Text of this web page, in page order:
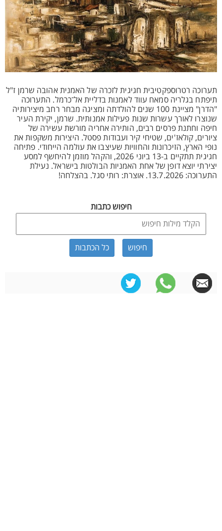
תערוכה רטרוספקטיבית חגיגית לזכרה של האמנית אהובה שרמן ז"ל
תיפתח בגלריה סמאח עווד לאמנות בדליית אל־כרמל. התערוכה
"הדרן" מציינת 100 שנים להולדתה ומציגה מבחר רחב מיצירותיה
שנוצרו לאורך עשרות שנות פעילות אמנותית. שרמן, יקירת העיר
חיפה וחתנת פרסים רבים, הותירה אחריה מורשת עשירה של
ציורים, קולאז'ים, שטיחי קיר ועבודות פסטל. היצירות משקפות את
נופי הארץ, הזיכרונות והחוויות שעיצבו את עולמה הייחודי. פתיחה
חגיגית תתקיים ב-13 ביוני 2026, והקהל מוזמן להיחשף למסע
יצירתי יוצא דופן של אחת האמניות הבולטות בישראל. נעילת
התערוכה: 13.7.2026. אוצרת: רותי סגל. בהצלחה!
חיפוש כתבות
כל הכתבות